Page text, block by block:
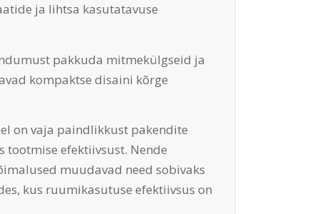
ja lihtsa kasutatavuse
pakkuda mitmekülgseid ja
kompaktse disaini kõrge
on vaja paindlikkust pakendite
tootmise efektiivsust. Nende
muudavad need sobivaks
kus ruumikasutuse efektiivsus on